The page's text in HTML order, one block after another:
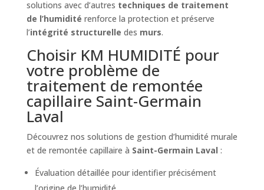
solutions avec d’autres techniques de traitement
de l’humidité renforce la protection et préserve
l’intégrité structurelle des murs.
Choisir KM HUMIDITÉ pour
votre problème de
traitement de remontée
capillaire Saint-Germain
Laval
Découvrez nos solutions de gestion d’humidité murale
et de remontée capillaire à Saint-Germain Laval :
Évaluation détaillée pour identifier précisément